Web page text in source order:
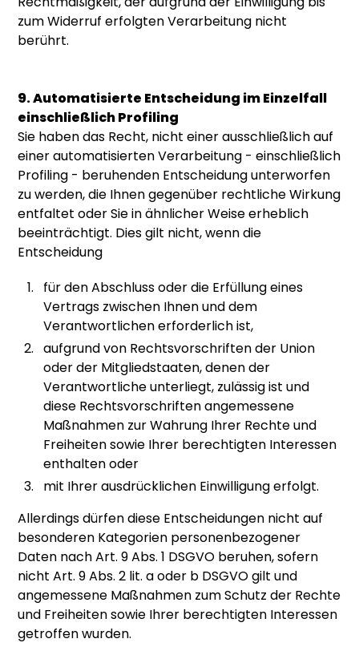
zum Widerruf erfolgten Verarbeitung nicht
berührt.
9. Automatisierte Entscheidung im Einzelfall
einschließlich Profiling
Sie haben das Recht, nicht einer ausschließlich auf
einer automatisierten Verarbeitung - einschließlich
Profiling - beruhenden Entscheidung unterworfen
zu werden, die Ihnen gegenüber rechtliche Wirkung
entfaltet oder Sie in ähnlicher Weise erheblich
beeinträchtigt. Dies gilt nicht, wenn die
Entscheidung
für den Abschluss oder die Erfüllung eines
Vertrags zwischen Ihnen und dem
Verantwortlichen erforderlich ist,
aufgrund von Rechtsvorschriften der Union
oder der Mitgliedstaaten, denen der
Verantwortliche unterliegt, zulässig ist und
diese Rechtsvorschriften angemessene
Maßnahmen zur Wahrung Ihrer Rechte und
Freiheiten sowie Ihrer berechtigten Interessen
enthalten oder
mit Ihrer ausdrücklichen Einwilligung erfolgt.
Allerdings dürfen diese Entscheidungen nicht auf
besonderen Kategorien personenbezogener
Daten nach Art. 9 Abs. 1 DSGVO beruhen, sofern
nicht Art. 9 Abs. 2 lit. a oder b DSGVO gilt und
angemessene Maßnahmen zum Schutz der Rechte
und Freiheiten sowie Ihrer berechtigten Interessen
getroffen wurden.